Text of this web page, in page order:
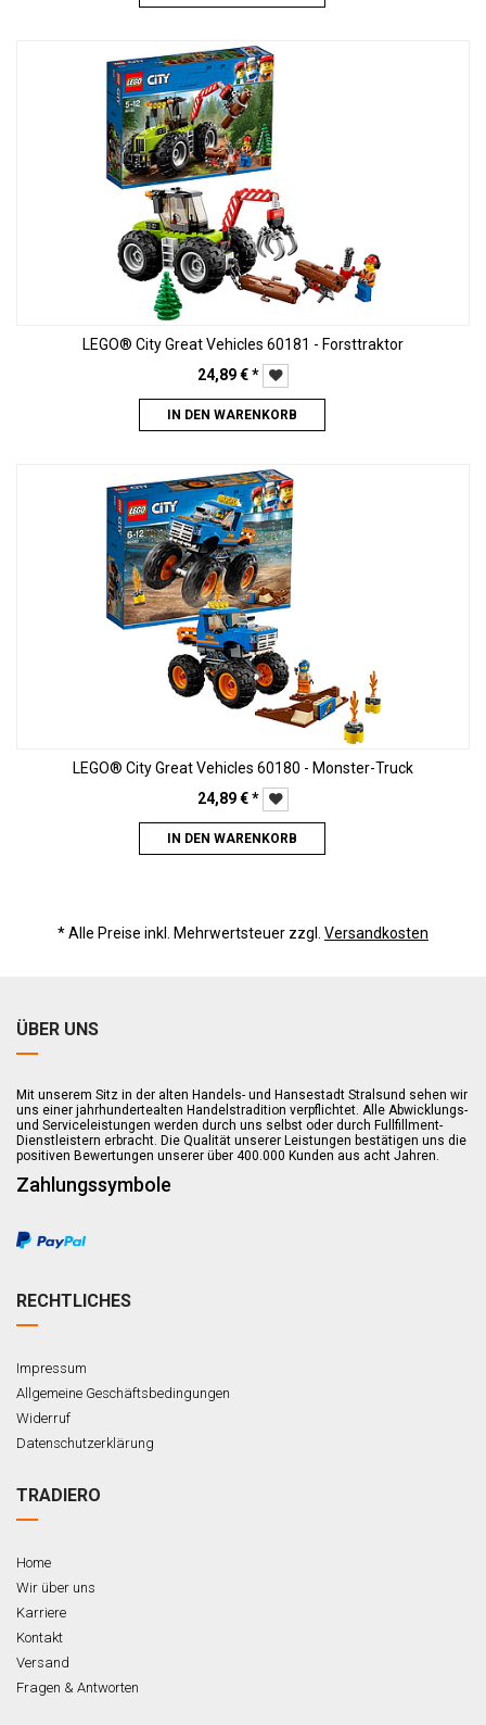
LEGO® City Great Vehicles 60181 - Forsttraktor
24,89€*
IN DEN WARENKORB
LEGO® City Great Vehicles 60180 - Monster-Truck
24,89€*
IN DEN WARENKORB
* Alle Preise inkl. Mehrwertsteuer zzgl. Versandkosten
ÜBER UNS
Mit unserem Sitz in der alten Handels- und Hansestadt Stralsund sehen wir
uns einer jahrhundertealten Handelstradition verpflichtet. Alle Abwicklungs-
und Serviceleistungen werden durch uns selbst oder durch Fullfillment-
Dienstleistern erbracht. Die Qualität unserer Leistungen bestätigen uns die
positiven Bewertungen unserer über 400.000 Kunden aus acht Jahren.
Zahlungssymbole
RECHTLICHES
Impressum
Allgemeine Geschäftsbedingungen
Widerruf
Datenschutzerklärung
TRADIERO
Home
Wir über uns
Karriere
Kontakt
Versand
Fragen & Antworten